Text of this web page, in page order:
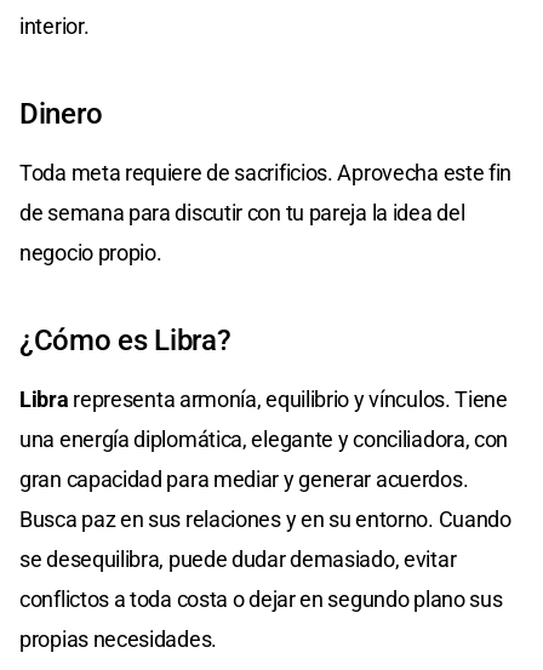
interior.
Dinero
Toda meta requiere de sacrificios. Aprovecha este fin
de semana para discutir con tu pareja la idea del
negocio propio.
¿Cómo es Libra?
Libra representa armonía, equilibrio y vínculos. Tiene
una energía diplomática, elegante y conciliadora, con
gran capacidad para mediar y generar acuerdos.
Busca paz en sus relaciones y en su entorno. Cuando
se desequilibra, puede dudar demasiado, evitar
conflictos a toda costa o dejar en segundo plano sus
propias necesidades.